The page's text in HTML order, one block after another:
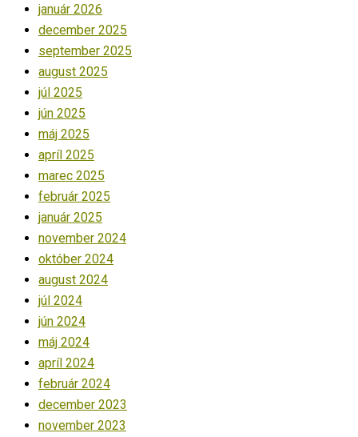
január 2026
december 2025
september 2025
august 2025
júl 2025
jún 2025
máj 2025
apríl 2025
marec 2025
február 2025
január 2025
november 2024
október 2024
august 2024
júl 2024
jún 2024
máj 2024
apríl 2024
február 2024
december 2023
november 2023